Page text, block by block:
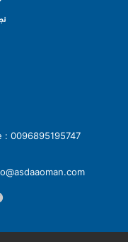
0096895195747 : Mobile 0096877325532 : Mobile